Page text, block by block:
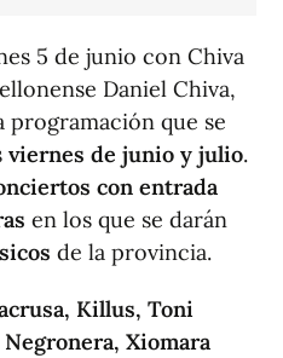
5 de junio con Chiva
Daniel Chiva,
programación que se
viernes de junio y julio.
con entrada
en los que se darán
de la provincia.
Killus, Toni
Xiomara